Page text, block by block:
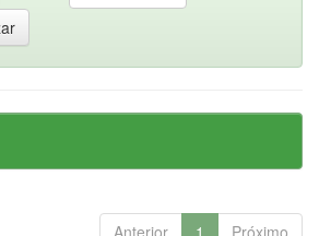
Anterior 1 Próximo